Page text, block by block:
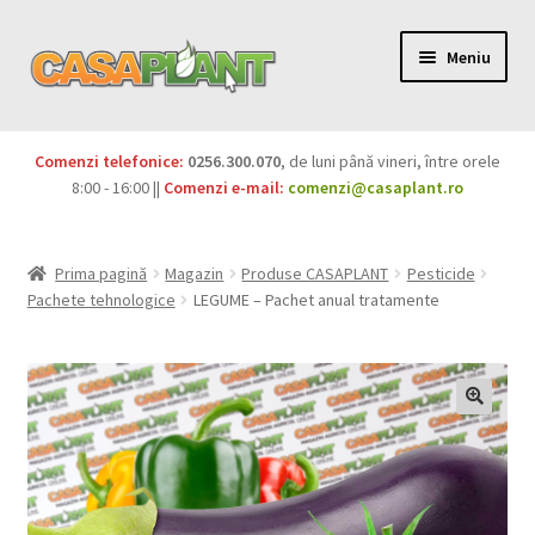
Meniu
Pesticide
copil
Produse BIO
Igienă publică
Casa și grădina
Comenzi telefonice: 0256.300.070, de luni până vineri, între orele
8:00 - 16:00 || Comenzi e-mail: comenzi@casaplant.ro
Prima pagină Magazin Produse CASAPLANT
Pesticide
Pachete tehnologice
LEGUME – Pachet anual tratamente